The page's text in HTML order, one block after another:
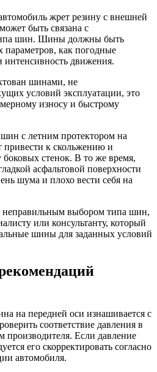
жрет резину с внешней
быть связана с
шин. Шины должны быть
параметров, как погодные
интенсивность движения.
шинами, не
условий эксплуатации, это
износу и быстрому
с летним протектором на
привести к скольжению и
стенок. В то же время,
асфальтовой поверхности
шума и плохо вести себя на
неправильным выбором типа шин,
или консультанту, который
шины для заданных условий
на передней оси изнашивается с
соответствие давления в
производителя. Если давление
его скорректировать согласно
автомобиля.